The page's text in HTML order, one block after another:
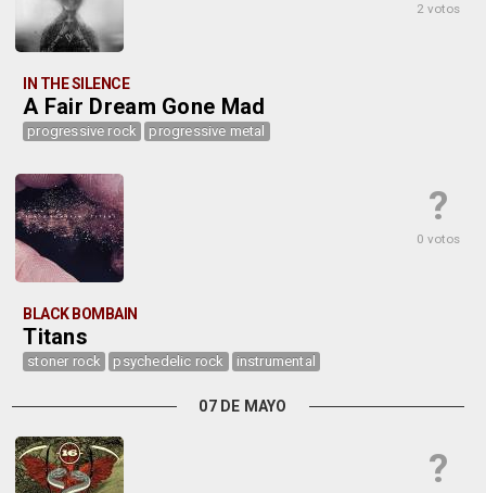
2 votos
IN THE SILENCE
A Fair Dream Gone Mad
progressive rock progressive metal
?
0 votos
BLACK BOMBAIN
Titans
stoner rock psychedelic rock instrumental
07 DE MAYO
?